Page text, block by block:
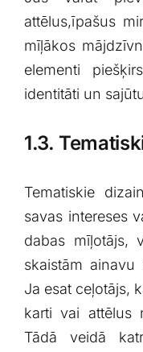
attēlus,īpašus
mīļākos
elementi
identitāti‍ un⁤
1.3.
Tematiskie
savas intereses
dabas mīļotājs,
skaistām ainavu
Ja esat ceļotājs,‍
karti vai attēlus
Tādā veidā